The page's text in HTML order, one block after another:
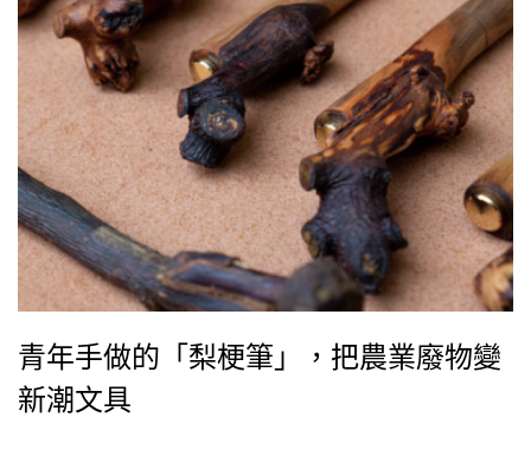
青年手做的「梨梗筆」，把農業廢物變
新潮文具